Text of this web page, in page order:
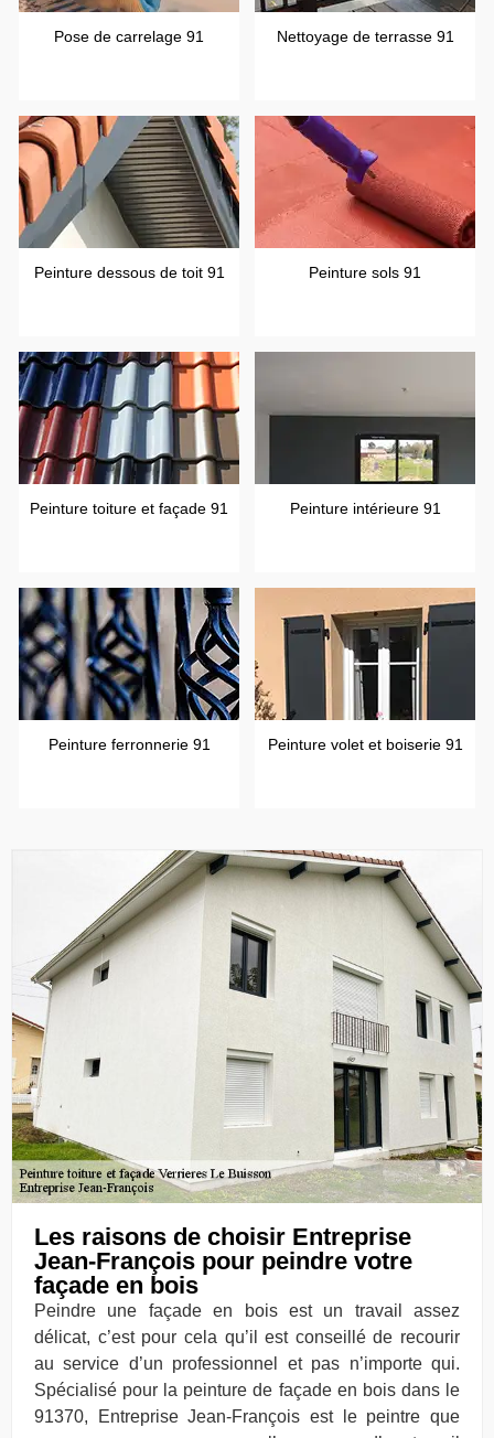
Pose de carrelage 91 Nettoyage de terrasse 91
Peinture dessous de toit 91 Peinture sols 91
Peinture toiture et façade 91 Peinture intérieure 91
Peinture ferronnerie 91 Peinture volet et boiserie 91
Les raisons de choisir Entreprise
Jean-François pour peindre votre
façade en bois
Peindre une façade en bois est un travail assez
délicat, c’est pour cela qu’il est conseillé de recourir
au service d’un professionnel et pas n’importe qui.
Spécialisé pour la peinture de façade en bois dans le
91370, Entreprise Jean-François est le peintre que